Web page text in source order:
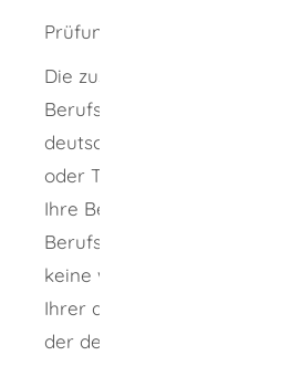
Prüfung der Gleichwertigkeit
Die zuständige Stelle
Berufsqualifikation aus
deutschen
oder Tierärztin. Die
Ihre Berufsqualifikation
Berufsqualifikation ist
keine wesentlichen
Ihrer ausländischen
der deutschen